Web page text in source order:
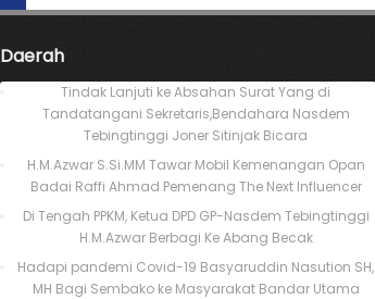
Daerah
Tindak Lanjuti ke Absahan Surat Yang di
Tandatangani Sekretaris,Bendahara Nasdem
Tebingtinggi Joner Sitinjak Bicara
H.M.Azwar S.Si.MM Tawar Mobil Kemenangan Opan
Badai Raffi Ahmad Pemenang The Next Influencer
Di Tengah PPKM, Ketua DPD GP-Nasdem Tebingtinggi
H.M.Azwar Berbagi Ke Abang Becak
Hadapi pandemi Covid-19 Basyaruddin Nasution SH,
MH Bagi Sembako ke Masyarakat Bandar Utama